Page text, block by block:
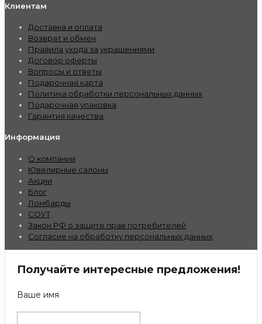
Клиентам
Доставка и оплата
Возврат и обмен
Правила ухода за украшениями
Договор оферты
Вопросы и ответы
Подарочная карта
Политика обработки персональных данных
Подарочная упаковка
Гарантия качества
Информация
О компании
Ювелирные салоны
Акции
Блог
Ломбарды
СОУТ
Закон РФ о защите прав потребителей
Согласие на обработку персональных данных
Получайте интересные предложения!
Ваше имя